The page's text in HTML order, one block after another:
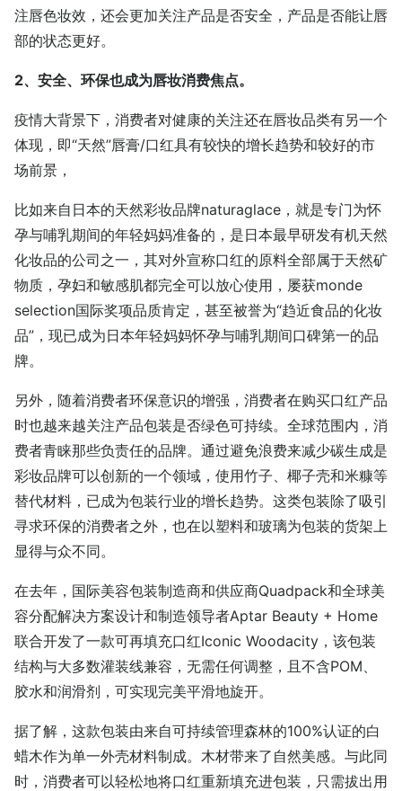
注唇色妆效，还会更加关注产品是否安全，产品是否能让唇
部的状态更好。
2、安全、环保也成为唇妆消费焦点。
疫情大背景下，消费者对健康的关注还在唇妆品类有另一个
体现，即“天然”唇膏/口红具有较快的增长趋势和较好的市
场前景，
比如来自日本的天然彩妆品牌naturaglace，就是专门为怀
孕与哺乳期间的年轻妈妈准备的，是日本最早研发有机天然
化妆品的公司之一，其对外宣称口红的原料全部属于天然矿
物质，孕妇和敏感肌都完全可以放心使用，屡获monde
selection国际奖项品质肯定，甚至被誉为“趋近食品的化妆
品”，现已成为日本年轻妈妈怀孕与哺乳期间口碑第一的品
牌。
另外，随着消费者环保意识的增强，消费者在购买口红产品
时也越来越关注产品包装是否绿色可持续。全球范围内，消
费者青睐那些负责任的品牌。通过避免浪费来减少碳生成是
彩妆品牌可以创新的一个领域，使用竹子、椰子壳和米糠等
替代材料，已成为包装行业的增长趋势。这类包装除了吸引
寻求环保的消费者之外，也在以塑料和玻璃为包装的货架上
显得与众不同。
在去年，国际美容包装制造商和供应商Quadpack和全球美
容分配解决方案设计和制造领导者Aptar Beauty + Home
联合开发了一款可再填充口红Iconic Woodacity，该包装
结构与大多数灌装线兼容，无需任何调整，且不含POM、
胶水和润滑剂，可实现完美平滑地旋开。
据了解，这款包装由来自可持续管理森林的100%认证的白
蜡木作为单一外壳材料制成。木材带来了自然美感。与此同
时，消费者可以轻松地将口红重新填充进包装，只需拔出用